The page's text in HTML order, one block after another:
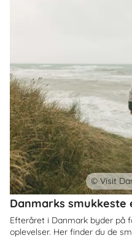
Danmarks
Efteråret i Danmark byder på
oplevelser. Her finder du de
© Visit